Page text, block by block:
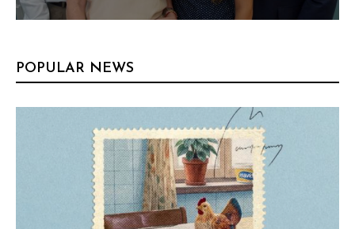
POPULAR NEWS